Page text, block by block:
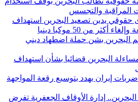
المراقبة والتجسس
حقوقي يدين تصعيد البحرين استهداف
أكثر من 50 موكبا دينيا
البحرين بشن حملة اضطهاد ديني
البحرين قضائيا بشأن استهداف
إيران يهدد بتوسيع رقعة المواجهة
إدارة الأوقاف الجعفرية تفرض